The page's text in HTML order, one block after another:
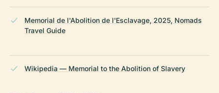
Memorial de l'Abolition de l'Esclavage, 2025, Nomads
Travel Guide
Wikipedia — Memorial to the Abolition of Slavery